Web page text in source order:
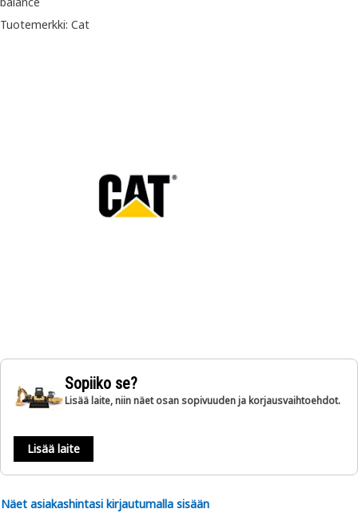
Tuotemerkki: Cat
Sopiiko se?
Lisää laite, niin näet osan sopivuuden ja korjausvaihtoehdot.
Lisää laite
Näet asiakashintasi kirjautumalla sisään